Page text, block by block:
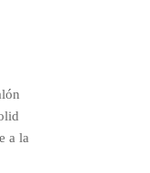
a la